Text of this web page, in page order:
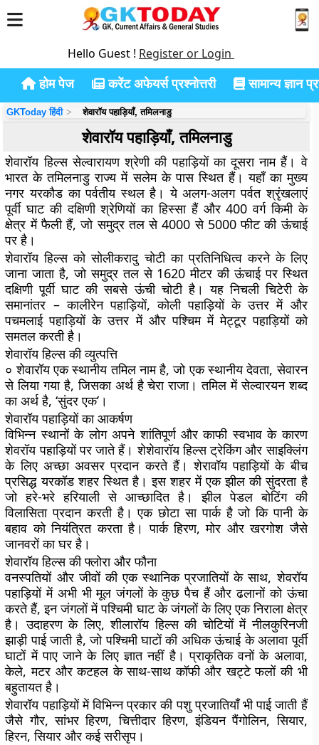
Hello Guest ! Register or Login
होम पेज करेंट अफेयर्स प्रश्नोत्तरी सामान्य ज्ञान
GKToday हिंदी शेवारॉय पहाड़ियाँ, तमिलनाडु
शेवारॉय पहाड़ियाँ, तमिलनाडु
शेवारॉय हिल्स सेल्वारायण श्रेणी की पहाड़ियों का दूसरा नाम हैं। वे
भारत के तमिलनाडु राज्य में सलेम के पास स्थित हैं। यहाँ का मुख्य
नगर यरकौड का पर्वतीय स्थल है। ये अलग-अलग पर्वत श्रृंखलाएं
पूर्वी घाट की दक्षिणी श्रेणियों का हिस्सा हैं और 400 वर्ग किमी के
क्षेत्र में फैली हैं, जो समुद्र तल से 4000 से 5000 फीट की ऊंचाई
पर है।
शेवारॉय हिल्स को सोलीकरादु चोटी का प्रतिनिधित्व करने के लिए
जाना जाता है, जो समुद्र तल से 1620 मीटर की ऊंचाई पर स्थित
दक्षिणी पूर्वी घाट की सबसे ऊंची चोटी है। यह निचली चिटेरी के
समानांतर – कालीरेन पहाड़ियों, कोली पहाड़ियों के उत्तर में और
पचमलाई पहाड़ियों के उत्तर में और पश्चिम में मेट्टूर पहाड़ियों को
समतल करती है।
शेवारॉय हिल्स की व्युत्पत्ति
० शेवारॉय एक स्थानीय तमिल नाम है, जो एक स्थानीय देवता, सेवारन
से लिया गया है, जिसका अर्थ है चेरा राजा। तमिल में सेल्वारयन शब्द
का अर्थ है, ‘सुंदर एक’।
शेवारॉय पहाड़ियों का आकर्षण
विभिन्न स्थानों के लोग अपने शांतिपूर्ण और काफी स्वभाव के कारण
शेवरॉय पहाड़ियों पर जाते हैं। शेशेवारॉय हिल्स ट्रेकिंग और साइक्लिंग
के लिए अच्छा अवसर प्रदान करते हैं। शेरावॉय पहाड़ियों के बीच
प्रसिद्ध यरकॉड शहर स्थित है। इस शहर में एक झील की सुंदरता है
जो हरे-भरे हरियाली से आच्छादित है। झील पेडल बोटिंग की
विलासिता प्रदान करती है। एक छोटा सा पार्क है जो कि पानी के
बहाव को नियंत्रित करता है। पार्क हिरण, मोर और खरगोश जैसे
जानवरों का घर है।
शेवारॉय हिल्स की फ्लोरा और फौना
वनस्पतियों और जीवों की एक स्थानिक प्रजातियों के साथ, शेवरॉय
पहाड़ियों में अभी भी मूल जंगलों के कुछ पैच हैं और ढलानों को ऊंचा
करते हैं, इन जंगलों में पश्चिमी घाट के जंगलों के लिए एक निराला क्षेत्र
है। उदाहरण के लिए, शीलारॉय हिल्स की चोटियों में नीलकुरिनजी
झाड़ी पाई जाती है, जो पश्चिमी घाटों की अधिक ऊंचाई के अलावा पूर्वी
घाटों में पाए जाने के लिए ज्ञात नहीं है। प्राकृतिक वनों के अलावा,
केले, मटर और कटहल के साथ-साथ कॉफी और खट्टे फलों की भी
बहुतायत है।
शेवारॉय पहाड़ियों में विभिन्न प्रकार की पशु प्रजातियाँ भी पाई जाती हैं
जैसे गौर, सांभर हिरण, चित्तीदार हिरण, इंडियन पैंगोलिन, सियार,
हिरन, सियार और कई सरीसृप।